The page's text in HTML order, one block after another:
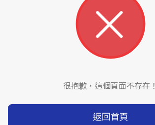
很抱歉，這個頁面不存在！
返回首頁